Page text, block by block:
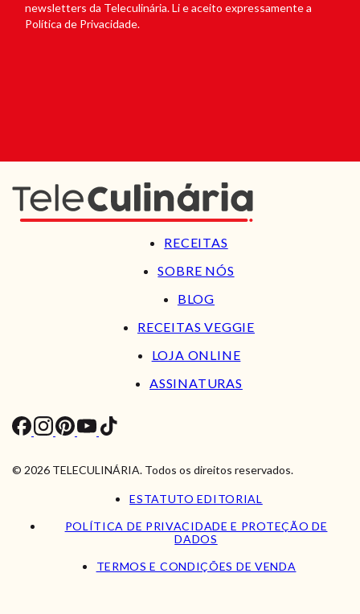
newsletters da Teleculinária. Li e aceito expressamente a
Política de Privacidade.
RECEITAS
SOBRE NÓS
BLOG
RECEITAS VEGGIE
LOJA ONLINE
ASSINATURAS
© 2026 TELECULINÁRIA. Todos os direitos reservados.
ESTATUTO EDITORIAL
POLÍTICA DE PRIVACIDADE E PROTEÇÃO DE
DADOS
TERMOS E CONDIÇÕES DE VENDA